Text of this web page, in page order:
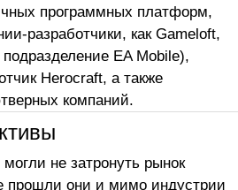
программных платформ,
разработчики, как Gameloft,
EA Mobile),
Herocraft, а также
компаний.
не затронуть рынок
прошли они и мимо индустрии